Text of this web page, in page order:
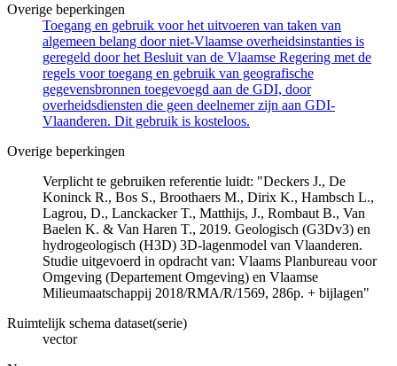
Overige beperkingen
Toegang en gebruik voor het uitvoeren van taken van
algemeen belang door niet-Vlaamse overheidsinstanties is
geregeld door het Besluit van de Vlaamse Regering met de
regels voor toegang en gebruik van geografische
gegevensbronnen toegevoegd aan de GDI, door
overheidsdiensten die geen deelnemer zijn aan GDI-
Vlaanderen. Dit gebruik is kosteloos.
Overige beperkingen
Verplicht te gebruiken referentie luidt: "Deckers J., De
Koninck R., Bos S., Broothaers M., Dirix K., Hambsch L.,
Lagrou, D., Lanckacker T., Matthijs, J., Rombaut B., Van
Baelen K. & Van Haren T., 2019. Geologisch (G3Dv3) en
hydrogeologisch (H3D) 3D-lagenmodel van Vlaanderen.
Studie uitgevoerd in opdracht van: Vlaams Planbureau voor
Omgeving (Departement Omgeving) en Vlaamse
Milieumaatschappij 2018/RMA/R/1569, 286p. + bijlagen"
Ruimtelijk schema dataset(serie)
vector